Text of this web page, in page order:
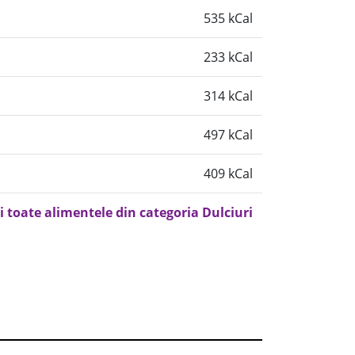
535 kCal
233 kCal
314 kCal
497 kCal
409 kCal
toate alimentele din categoria Dulciuri